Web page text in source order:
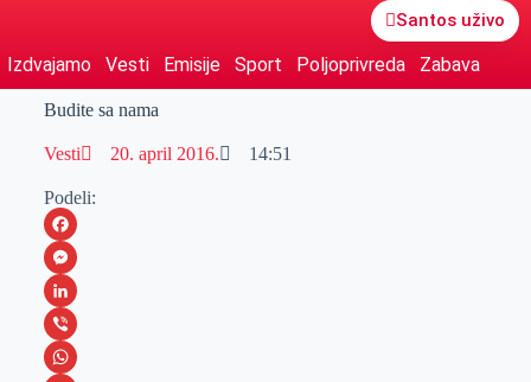
Santos uživo
Izdvajamo Vesti Emisije Sport Poljoprivreda Zabava
Budite sa nama
Vesti 20. april 2016. 14:51
Podeli:
F
a
c
e
M
e
s
L
iV